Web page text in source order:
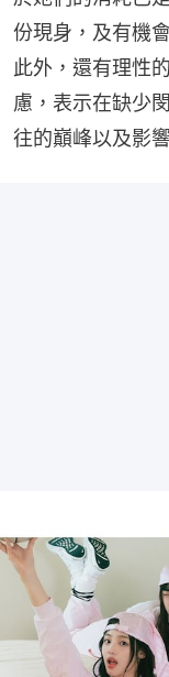
份現身，及有機
此外，還有理性
慮，表示在缺少
往的巔峰以及影